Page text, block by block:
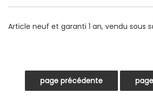
Article neuf et garanti 1 an, vendu sous